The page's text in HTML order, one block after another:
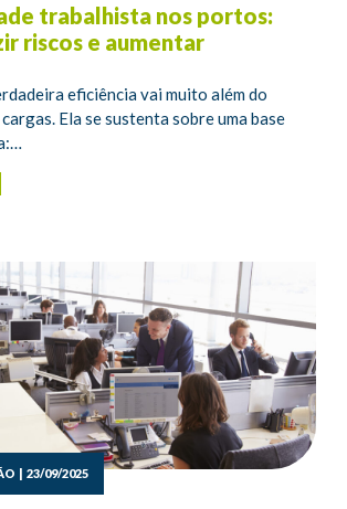
trabalhista nos portos:
riscos e aumentar
eficiência vai muito além do
Ela se sustenta sobre uma base
| 23/09/2025